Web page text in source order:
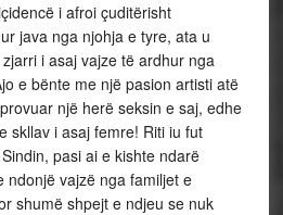
i afroi çuditërisht
java nga njohja e tyre, ata u
i asaj vajze të ardhur nga
e bënte me një pasion artisti atë
një herë seksin e saj, edhe
skllav i asaj femre! Riti iu fut
pasi ai e kishte ndarë
ndonjë vajzë nga familjet e
shumë shpejt e ndjeu se nuk